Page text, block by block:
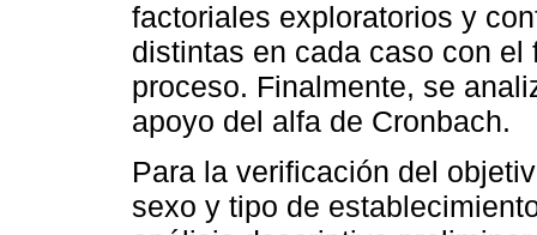
factoriales exploratorios y
distintas en cada caso con
proceso. Finalmente, se
apoyo del alfa de Cronbach.
Para la verificación del
sexo y tipo de